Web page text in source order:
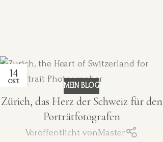
14
OKT. MEIN BLOG
Zürich, das Herz der Schweiz für den
Porträtfotografen
Veröffentlicht vonMaster